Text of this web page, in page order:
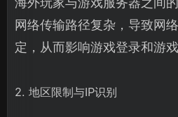
网络传输路径复杂，导致网
定，从而影响游戏登录和游戏
2. 地区限制与IP识别